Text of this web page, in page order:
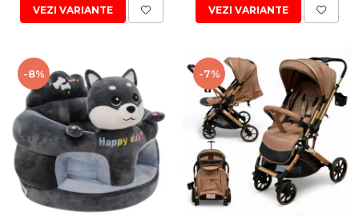
VEZI VARIANTE VEZI VARIANTE
-8% -7%